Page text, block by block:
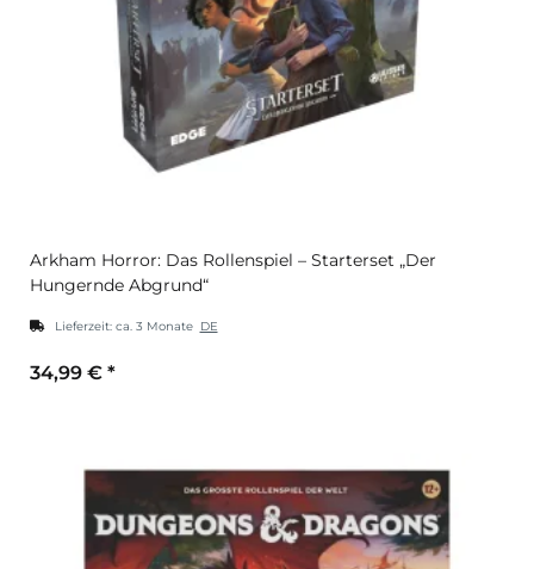
Arkham Horror: Das Rollenspiel – Starterset „Der
Hungernde Abgrund“
Lieferzeit: ca. 3 Monate DE
34,99 € *